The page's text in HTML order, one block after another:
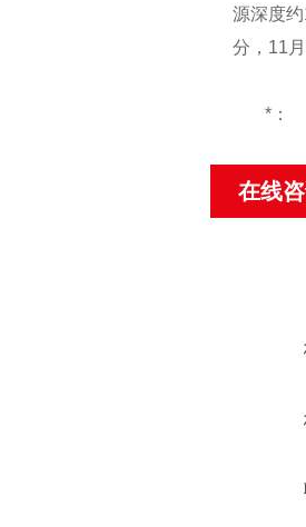
源深度约
分 ， 11 月
*：
在线